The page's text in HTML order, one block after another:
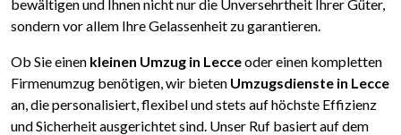
bewältigen und Ihnen nicht nur die Unversehrtheit Ihrer Güter,
sondern vor allem Ihre Gelassenheit zu garantieren.
Ob Sie einen kleinen Umzug in Lecceoder einen kompletten
Firmenumzug benötigen, wir bieten Umzugsdienste in Lecce
an, die personalisiert, flexibel und stets auf höchste Effizienz
und Sicherheit ausgerichtet sind. Unser Ruf basiert auf dem